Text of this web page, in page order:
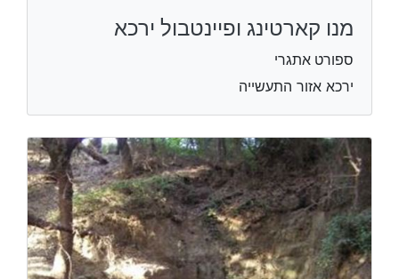
מנו קארטינג ופיינטבול ירכא
ספורט אתגרי
ירכא אזור התעשייה